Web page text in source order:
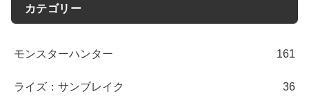
カテゴリー
モンスターハンター 161
ライズ：サンブレイク 36